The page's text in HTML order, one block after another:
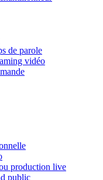
de parole
vidéo
production live
public